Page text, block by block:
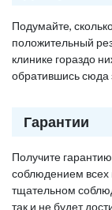
Подумайте,
положительный
клинике гораздо
обратившись
Гарантии
Получите
соблюдением
тщательном
так и не будет